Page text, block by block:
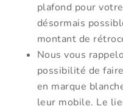
plafond pour
désormais
montant de
Nous vous
possibilité de
en marque
leur mobile. Le